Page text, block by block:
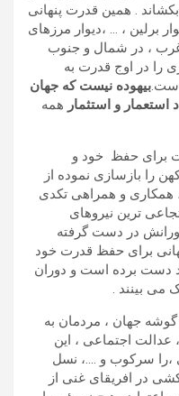
. همین قدرت پنهانی
برلین ، … ،دیوار مرزهای
غرب ، در شمال و جنوب
را در اوج قدرت به
بیهوده نیست که جهان
و استثمار همه
برای حفظ خود و
را بازسازی نموده از
همکاری و همراهی تکدی
ترین نیروهای
دورانش در دست گرفته
برای حفظ قدرت خود
دست برده است و دوران
می بینند .
گوشه جهان ، مردمان به
عدالت اجتماعی ، این
،را سرکوب و ….، نسل
در افریقای غنی از